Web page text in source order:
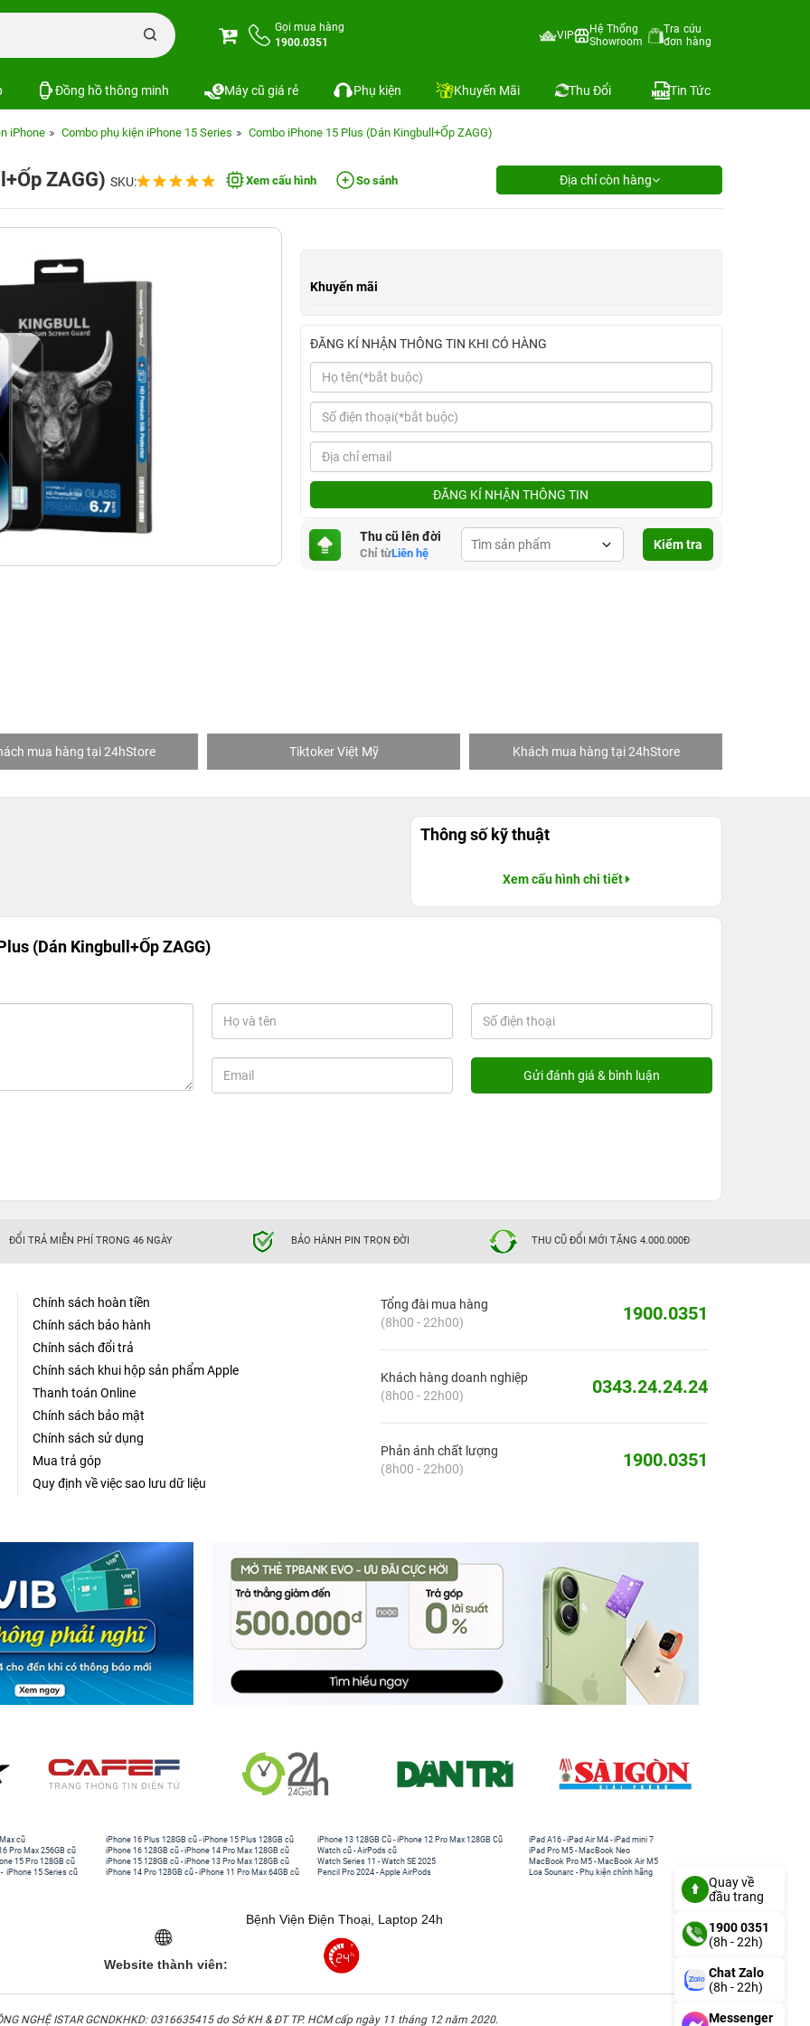
Gọi mua hàng
1900.0351
VIP
Hệ Thống
Showroom
Tra cứu
đơn hàng
Đồng hồ thông minh Máy cũ giá rẻ Phụ kiện Khuyến Mãi Thu Đổi Tin Tức
iPhone Combo phụ kiện iPhone 15 Series Combo iPhone 15 Plus (Dán Kingbull+Ốp ZAGG)
ZAGG) SKU: Xem cấu hình So sánh Địa chỉ còn hàng
Khuyến mãi
ĐĂNG KÍ NHẬN THÔNG TIN KHI CÓ HÀNG
ĐĂNG KÍ NHẬN THÔNG TIN
Thu cũ lên đời
Chỉ từLiên hệ
Kiểm tra
mua hàng tại 24hStore Tiktoker Việt Mỹ Khách mua hàng tại 24hStore
Thông số kỹ thuật
Xem cấu hình chi tiết
(Dán Kingbull+Ốp ZAGG)
ĐỔI TRẢ MIỄN PHÍ TRONG 46 NGÀY BẢO HÀNH PIN TRỌN ĐỜI THU CŨ ĐỔI MỚI TẶNG 4.000.000Đ
Chính sách hoàn tiền
Chính sách bảo hành
Chính sách đổi trả
Chính sách khui hộp sản phẩm Apple
Thanh toán Online
Chính sách bảo mật
Chính sách sử dụng
Mua trả góp
Quy định về việc sao lưu dữ liệu
Tổng đài mua hàng
(8h00 - 22h00)
1900.0351
Khách hàng doanh nghiệp
(8h00 - 22h00)
0343.24.24.24
Phản ánh chất lượng
(8h00 - 22h00)
1900.0351
cũ
Pro Max 256GB cũ
15 Pro 128GB cũ
- iPhone 15 Series cũ
iPhone 16 Plus 128GB cũ -iPhone 15 Plus 128GB cũ
iPhone 16 128GB cũ -iPhone 14 Pro Max 128GB cũ
iPhone 15 128GB cũ -iPhone 13 Pro Max 128GB cũ
iPhone 14 Pro 128GB cũ -iPhone 11 Pro Max 64GB cũ
iPhone 13 128GB Cũ -iPhone 12 Pro Max 128GB Cũ
Watch cũ -AirPods cũ
Watch Series 11 -Watch SE 2025
Pencil Pro 2024 -Apple AirPods
iPad A16 -iPad Air M4 -iPad mini 7
iPad Pro M5 - MacBook Neo
MacBook Pro M5 - MacBook Air M5
Loa Sounarc - Phụ kiện chính hãng
Website thành viên:
Bệnh Viện Điện Thoại, Laptop 24h
NGHỆ ISTAR GCNDKHKD: 0316635415 do Sở KH & ĐT TP. HCM cấp ngày 11 tháng 12 năm 2020.
Quay về
đầu trang
1900 0351
(8h - 22h)
Chat Zalo
(8h - 22h)
Messenger